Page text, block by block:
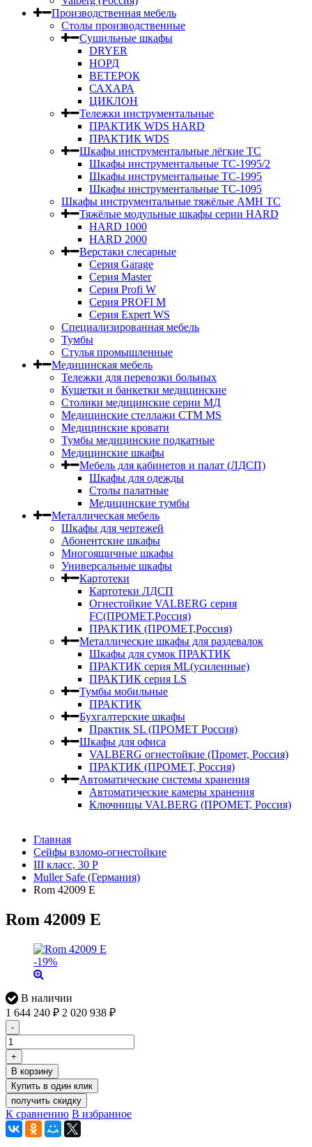
Производственная мебель
Столы производственные
Сушильные шкафы
DRYER
НОРД
ВЕТЕРОК
САХАРА
ЦИКЛОН
Тележки инструментальные
ПРАКТИК WDS HARD
ПРАКТИК WDS
Шкафы инструментальные лёгкие ТС
Шкафы инструментальные ТС-1995/2
Шкафы инструментальные TC-1995
Шкафы инструментальные TC-1095
Шкафы инструментальные тяжёлые AMH TC
Тяжёлые модульные шкафы серии HARD
HARD 1000
HARD 2000
Верстаки слесарные
Серия Garage
Серия Master
Серия Profi W
Серия PROFI M
Серия Expert WS
Специализированная мебель
Тумбы
Стулья промышленные
Медицинская мебель
Тележки для перевозки больных
Кушетки и банкетки медицинские
Столики медицинские серии МД
Медицинские стеллажи СТМ MS
Медицинские кровати
Тумбы медицинские подкатные
Медицинские шкафы
Мебель для кабинетов и палат (ЛДСП)
Шкафы для одежды
Столы палатные
Медицинские тумбы
Металлическая мебель
Шкафы для чертежей
Абонентские шкафы
Многоящичные шкафы
Универсальные шкафы
Картотеки
Картотеки ЛДСП
Огнестойкие VALBERG серия
FC(ПРОМЕТ,Россия)
ПРАКТИК (ПРОМЕТ,Россия)
Металлические шкафы для раздевалок
Шкафы для сумок ПРАКТИК
ПРАКТИК серия ML(усиленные)
ПРАКТИК серия LS
Тумбы мобильные
ПРАКТИК
Бухгалтерские шкафы
Практик SL (ПРОМЕТ Россия)
Шкафы для офиса
VALBERG огнестойкие (Промет, Россия)
ПРАКТИК (ПРОМЕТ, Россия)
Автоматические системы хранения
Автоматические камеры хранения
Ключницы VALBERG (ПРОМЕТ, Россия)
Главная
Сейфы взломо-огнестойкие
III класс, 30 Р
Muller Safe (Германия)
Rom 42009 E
Rom 42009 E
-19%
В наличии
1 644 240 ₽ 2 020 938 ₽
-
+
В корзину
получить скидку
К сравнению В избранное